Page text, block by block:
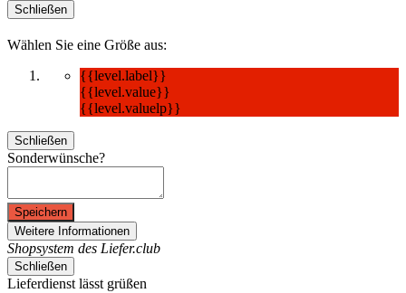
Schließen
Wählen Sie eine Größe aus:
{{level.label}}
{{level.value}}
{{level.valuelp}}
Schließen
Sonderwünsche?
Speichern
Weitere Informationen
Shopsystem des Liefer.club
Schließen
Lieferdienst lässt grüßen